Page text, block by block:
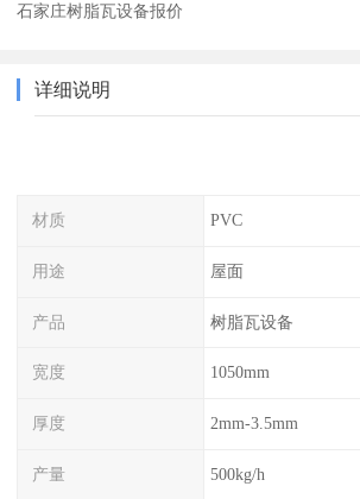
石家庄树脂瓦设备报价
详细说明
材质 PVC
用途 屋面
产品 树脂瓦设备
宽度 1050mm
厚度 2mm-3.5mm
产量 500kg/h